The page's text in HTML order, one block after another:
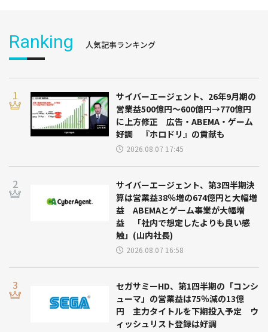
Ranking 人気記事ランキング
サイバーエージェント、26年9月期の
営業益500億円～600億円→770億円
に上方修正 広告・ABEMA・ゲーム
好調 『ホロドリ』の貢献も
2026.08.07 17:45
サイバーエージェント、第3四半期決
算は営業益38％増の674億円と大幅増
益 ABEMAとゲーム事業が大幅増
益 「社内で想定したよりも良い感
触」(山内社長)
2026.08.07 16:58
セガサミーHD、第1四半期の「コンシ
ューマ」の営業益は75％減の13億
円 主力タイトルを下期投入予定 ウ
ィッシュリスト登録は好調